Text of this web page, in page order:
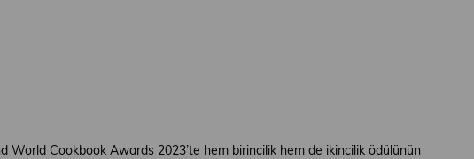
World Cookbook Awards 2023’te hem birincilik hem de ikincilik ödülünün